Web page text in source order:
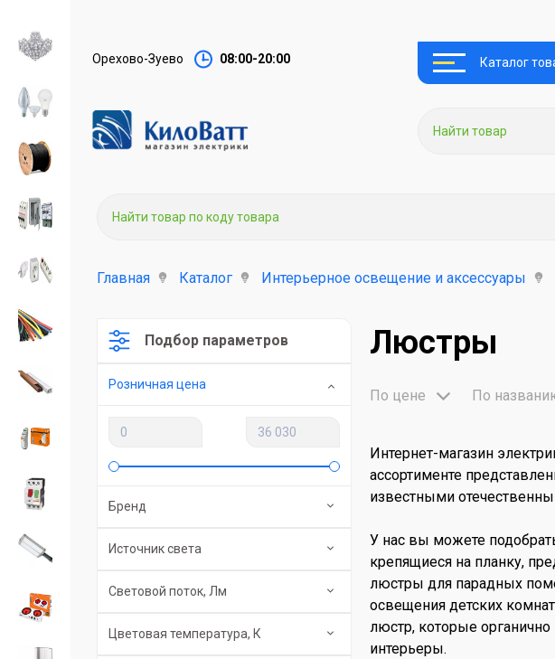
Орехово-Зуево 08:00-20:00 Каталог
Главная Каталог Интерьерное освещение и аксессуары
Подбор параметров
Розничная цена
Бренд
Источник света
Световой поток, Лм
Цветовая температура, К
Люстры
По цене По
Интернет-магазин
ассортименте
известными
У нас вы можете
крепящиеся на планку,
люстры для парадных
освещения детских
люстр, которые
интерьеры.